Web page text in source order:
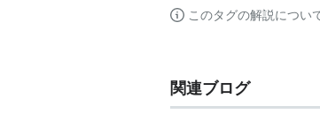
このタグの解説につい
関連ブログ